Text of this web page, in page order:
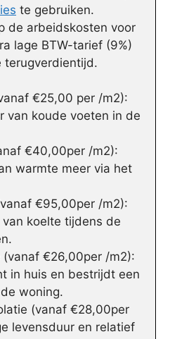
te gebruiken.
de arbeidskosten voor
lage BTW-tarief (9%)
terugverdientijd.
€25,00 per /m2):
van koude voeten in de
€40,00per /m2):
warmte meer via het
€95,00per /m2):
koelte tijdens de
(vanaf €26,00per /m2):
in huis en bestrijdt een
woning.
(vanaf €28,00per
levensduur en relatief